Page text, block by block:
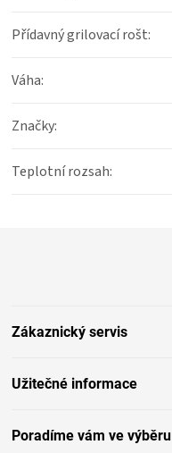
Přídavný grilovací rošt:
Váha:
Značky:
Teplotní rozsah:
Zákaznický servis
Užitečné informace
Poradíme vám ve výběru